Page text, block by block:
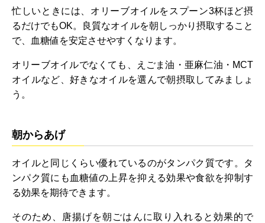
忙しいときには、オリーブオイルをスプーン3杯ほど摂
るだけでもOK。良質なオイルを朝しっかり摂取すること
で、血糖値を安定させやすくなります。
オリーブオイルでなくても、えごま油・亜麻仁油・MCT
オイルなど、好きなオイルを選んで朝摂取してみましょ
う。
朝からあげ
オイルと同じくらい優れているのがタンパク質です。タ
ンパク質にも血糖値の上昇を抑える効果や食欲を抑制す
る効果を期待できます。
そのため、唐揚げを朝ごはんに取り入れると効果的で